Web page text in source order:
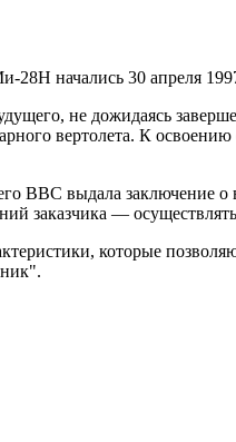
начались 30 апреля
не дожидаясь
вертолета. К освоению
ВВС выдала
заказчика —
которые